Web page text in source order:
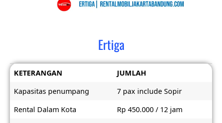
Ertiga
KETERANGAN
JUMLAH
Kapasitas penumpang
7 pax include Sopir
Rental Dalam Kota
Rp 450.000 / 12 jam